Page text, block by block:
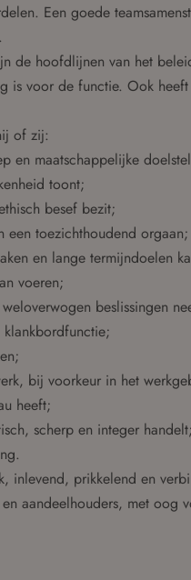
Een goede
de hoofdlijnen van het
is voor de functie. Ook
of zij:
en maatschappelijke
toont;
besef bezit;
toezichthoudend orgaan;
en lange termijndoelen
voeren;
beslissingen
klankbordfunctie;
bij voorkeur in het
heeft;
scherp en integer handelt;
inlevend, prikkelend en
aandeelhouders, met oog